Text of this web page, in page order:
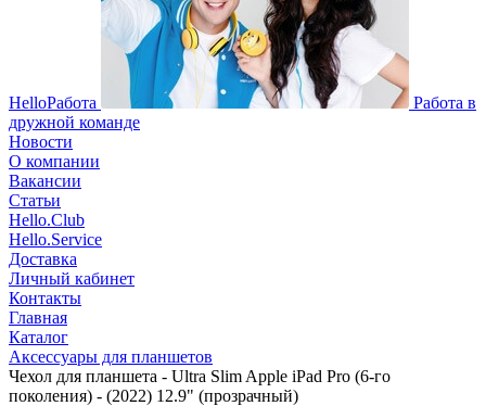
HelloРабота
Работа в
дружной команде
Новости
О компании
Вакансии
Статьи
Hello.Club
Hello.Service
Доставка
Личный кабинет
Контакты
Главная
Каталог
Аксессуары для планшетов
Чехол для планшета - Ultra Slim Apple iPad Pro (6-го
поколения) - (2022) 12.9" (прозрачный)